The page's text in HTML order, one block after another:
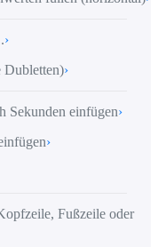
›
Dubletten)›
Sekunden einfügen›
›
Fußzeile oder